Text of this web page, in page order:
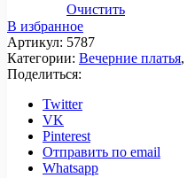
Очистить
В избранное
Артикул: 5787
Категории: Вечерние платья,
Поделиться:
Twitter
VK
Pinterest
Отправить по email
Whatsapp